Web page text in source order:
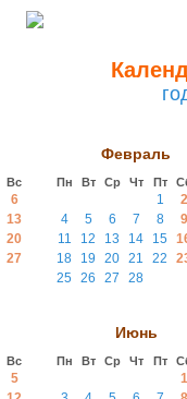
Вс
6
13
20
27
Февраль
Пн Вт Ср Чт Пт
1
2
4
5 6 7 8
9
11
12 13 14 15
18
19 20 21 22
25
26 27 28
Вс
5
Июнь
Пн Вт Ср Чт Пт
1